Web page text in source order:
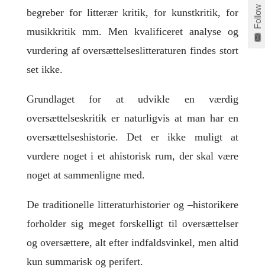
begreber for litterær kritik, for kunstkritik, for
musikkritik mm. Men kvalificeret analyse og
vurdering af oversættelseslitteraturen findes stort
set ikke.
Grundlaget for at udvikle en værdig
oversættelseskritik er naturligvis at man har en
oversættelseshistorie. Det er ikke muligt at
vurdere noget i et ahistorisk rum, der skal være
noget at sammenligne med.
De traditionelle litteraturhistorier og –historikere
forholder sig meget forskelligt til oversættelser
og oversættere, alt efter indfaldsvinkel, men altid
kun summarisk og perifert.
Follow